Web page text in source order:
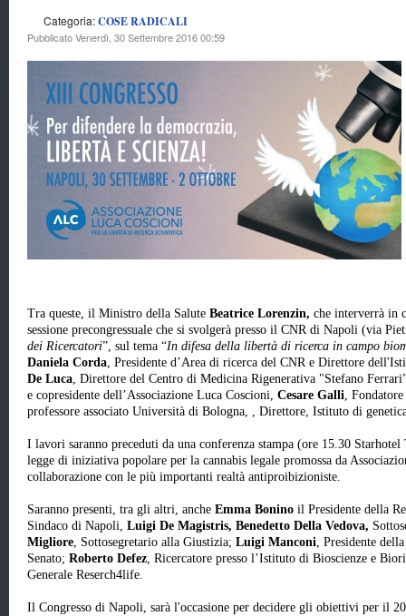
Categoria:COSE RADICALI
Pubblicato Venerdì, 30 Settembre 2016 00:59
Tra queste, il Ministro della Salute Beatrice Lorenzin, che interverrà in
sessione precongressuale che si svolgerà presso il CNR di Napoli (via
dei Ricercatori”, sul tema “In difesa della libertà di ricerca in campo
Daniela Corda, Presidente d’Area di ricerca del CNR e Direttore
De Luca, Direttore del Centro di Medicina Rigenerativa "Stefano
e copresidente dell’Associazione Luca Coscioni, Cesare Galli,
professore associato Università di Bologna, , Direttore, Istituto di
I lavori saranno preceduti da una conferenza stampa (ore 15.30
legge di iniziativa popolare per la cannabis legale promossa da
collaborazione con le più importanti realtà antiproibizioniste.
Saranno presenti, tra gli altri, anche Emma Bonino il Presidente della
Sindaco di Napoli, Luigi De Magistris, Benedetto Della Vedova,
Migliore, Sottosegretario alla Giustizia; Luigi Manconi, Presidente
Senato; Roberto Defez, Ricercatore presso l’Istituto di Bioscienze e
Generale Reserch4life.
Il Congresso di Napoli, sarà l'occasione per decidere gli obiettivi per il